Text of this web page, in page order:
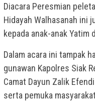
Diacara Peresmian
Hidayah Walhasanah ini
kepada anak-anak Yatim
Dalam acara ini tampak
gunawan Kapolres Siak
Camat Dayun Zalik
serta pemuka